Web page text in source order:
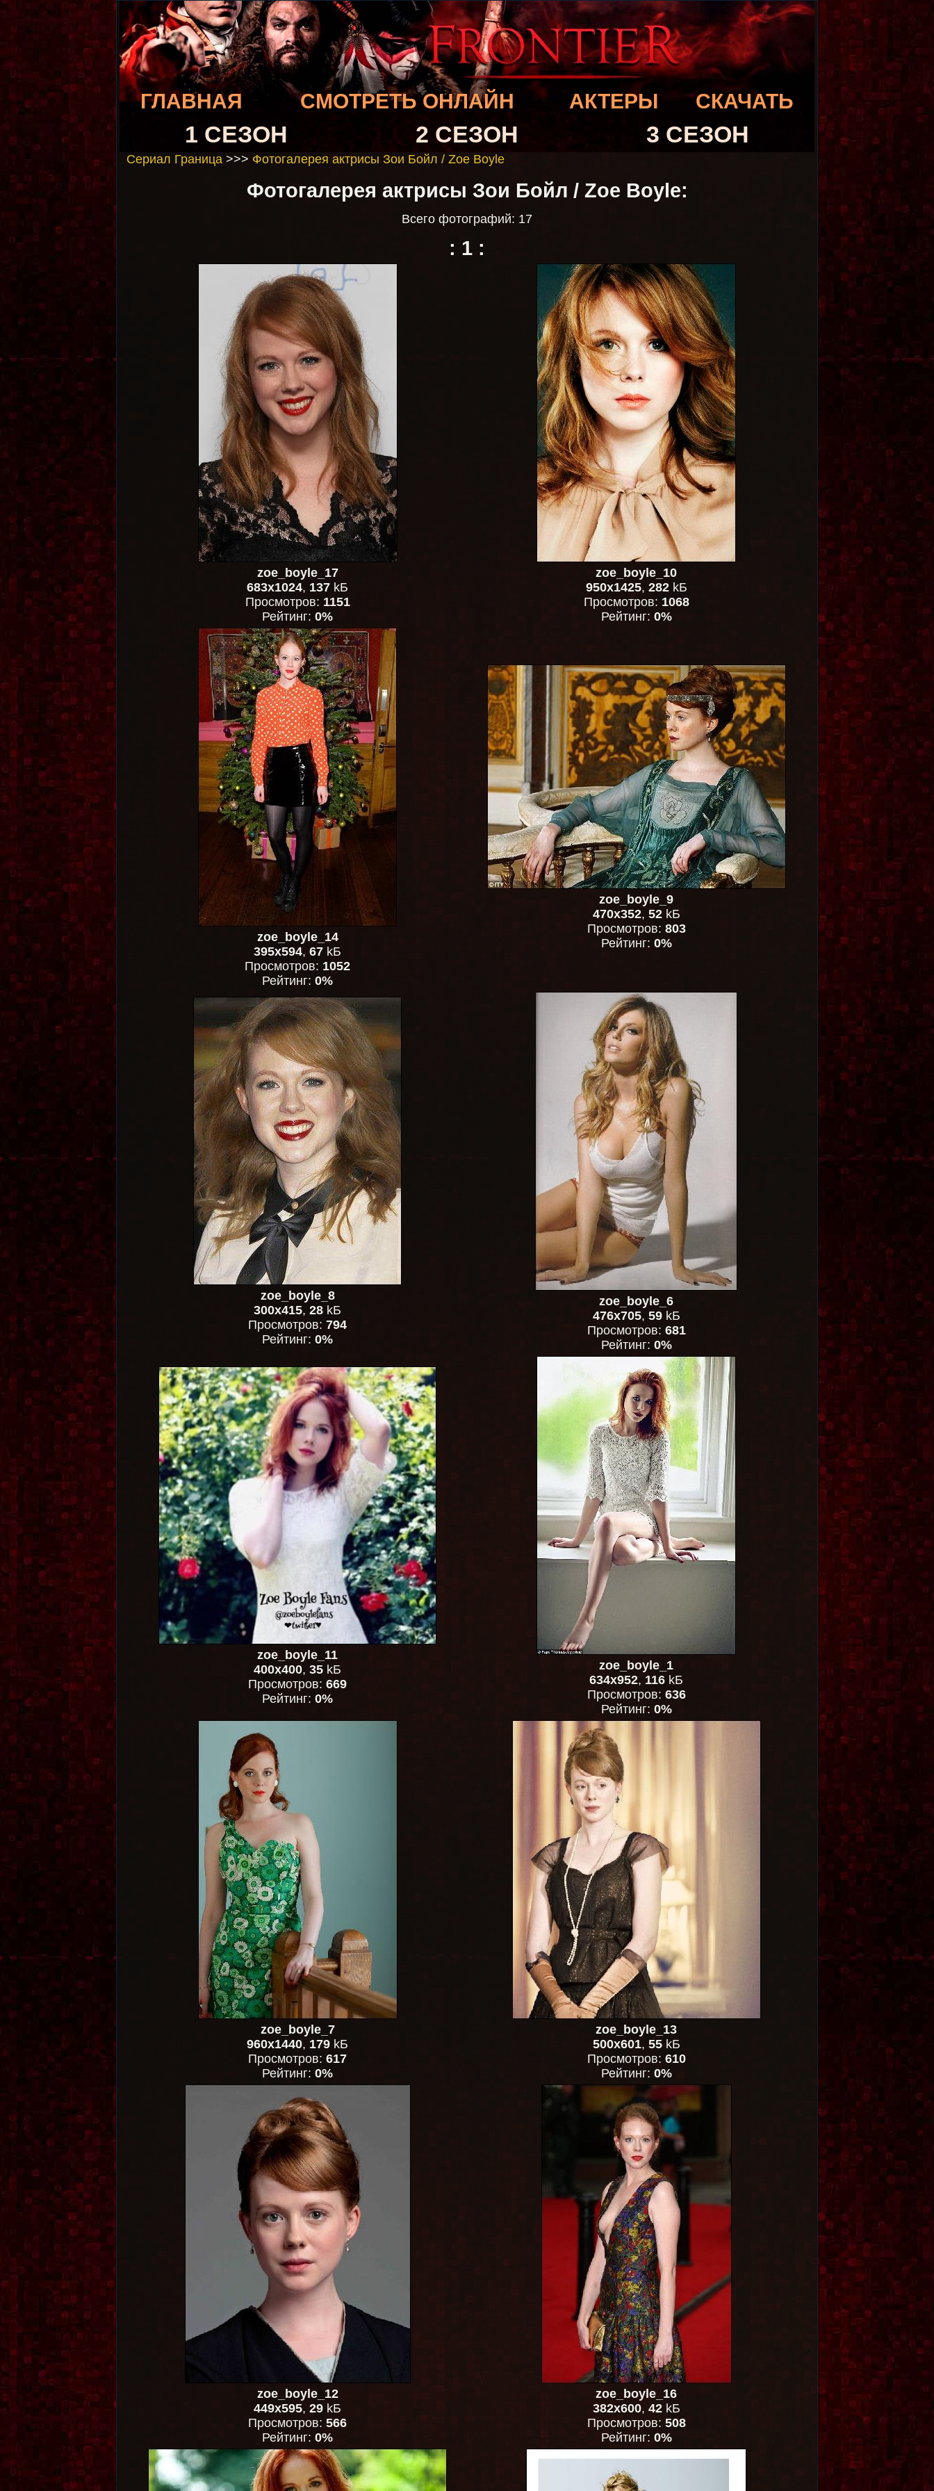
ГЛАВНАЯ СМОТРЕТЬ ОНЛАЙН АКТЕРЫ СКАЧАТЬ
1 СЕЗОН 2 СЕЗОН 3 СЕЗОН
Сериал Граница >>> Фотогалерея актрисы Зои Бойл / Zoe Boyle
Фотогалерея актрисы Зои Бойл / Zoe Boyle:
Всего фотографий: 17
: 1 :
zoe_boyle_17
683x1024, 137 kБ
Просмотров: 1151
Рейтинг: 0%
zoe_boyle_10
950x1425, 282kБ
Просмотров: 1068
Рейтинг: 0%
zoe_boyle_14
395x594, 67 kБ
Просмотров: 1052
Рейтинг: 0%
zoe_boyle_9
470x352, 52kБ
Просмотров: 803
Рейтинг: 0%
zoe_boyle_8
300x415, 28 kБ
Просмотров: 794
Рейтинг: 0%
zoe_boyle_6
476x705, 59kБ
Просмотров: 681
Рейтинг: 0%
zoe_boyle_11
400x400, 35 kБ
Просмотров: 669
Рейтинг: 0%
zoe_boyle_1
634x952, 116 kБ
Просмотров: 636
Рейтинг: 0%
zoe_boyle_7
960x1440, 179 kБ
Просмотров: 617
Рейтинг: 0%
zoe_boyle_13
500x601, 55kБ
Просмотров: 610
Рейтинг: 0%
zoe_boyle_12
449x595, 29 kБ
Просмотров: 566
Рейтинг: 0%
zoe_boyle_16
382x600, 42kБ
Просмотров: 508
Рейтинг: 0%